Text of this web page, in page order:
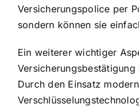
Versicherungspolice per
sondern können sie
Ein weiterer wichtiger
Durch den Einsatz